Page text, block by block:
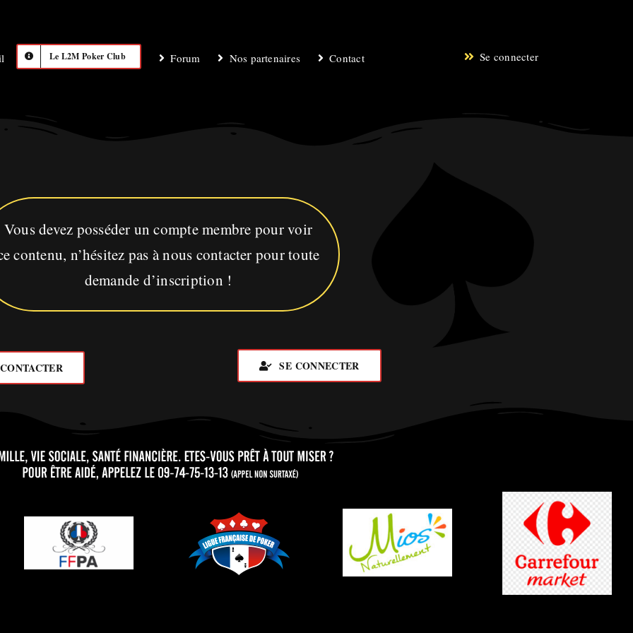
Le L2M Poker Club Forum Nos partenaires Contact Se connecter
Vous devez posséder un compte membre pour voir
contenu, n’hésitez pas à nous contacter pour toute
demande d’inscription !
SE CONNECTER